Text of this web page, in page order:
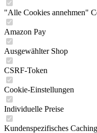
"Alle Cookies annehmen"
Amazon Pay
Ausgewählter Shop
CSRF-Token
Cookie-Einstellungen
Individuelle Preise
Kundenspezifisches Caching